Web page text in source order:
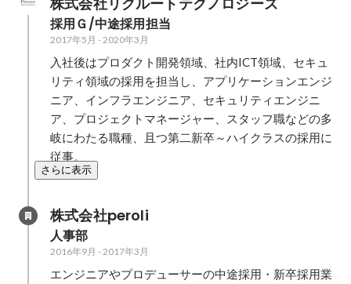
採用Ｇ/中途採用担当
2017年5月 -2020年3月
入社後はプロダクト開発領域、社内ICT領域、セキュ
リティ領域の採用を担当し、アプリケーションエンジ
ニア、インフラエンジニア、セキュリティエンジニ
ア、プロジェクトマネージャー、スタッフ職などの多
岐にわたる職種、且つ第二新卒～ハイクラスの採用に
従事。
さらに表示
株式会社peroli
人事部
2016年9月 -2017年3月
エンジニアやプロデューサーの中途採用・新卒採用業